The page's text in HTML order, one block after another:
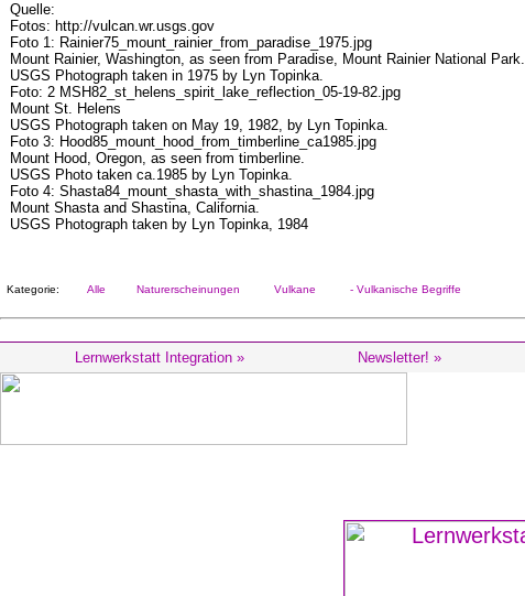
Quelle:
Fotos: http://vulcan.wr.usgs.gov
Foto 1: Rainier75_mount_rainier_from_paradise_1975.jpg
Mount Rainier, Washington, as seen from Paradise, Mount Rainier National Park.
USGS Photograph taken in 1975 by Lyn Topinka.
Foto: 2 MSH82_st_helens_spirit_lake_reflection_05-19-82.jpg
Mount St. Helens
USGS Photograph taken on May 19, 1982, by Lyn Topinka.
Foto 3: Hood85_mount_hood_from_timberline_ca1985.jpg
Mount Hood, Oregon, as seen from timberline.
USGS Photo taken ca.1985 by Lyn Topinka.
Foto 4: Shasta84_mount_shasta_with_shastina_1984.jpg
Mount Shasta and Shastina, California.
USGS Photograph taken by Lyn Topinka, 1984
Kategorie: Alle Naturerscheinungen Vulkane - Vulkanische Begriffe
Lernwerkstatt Integration » Newsletter! »